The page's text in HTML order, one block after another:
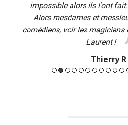
impossible alors ils l'ont
Alors mesdames et
comédiens, voir les magiciens
Laurent !
Thierry R